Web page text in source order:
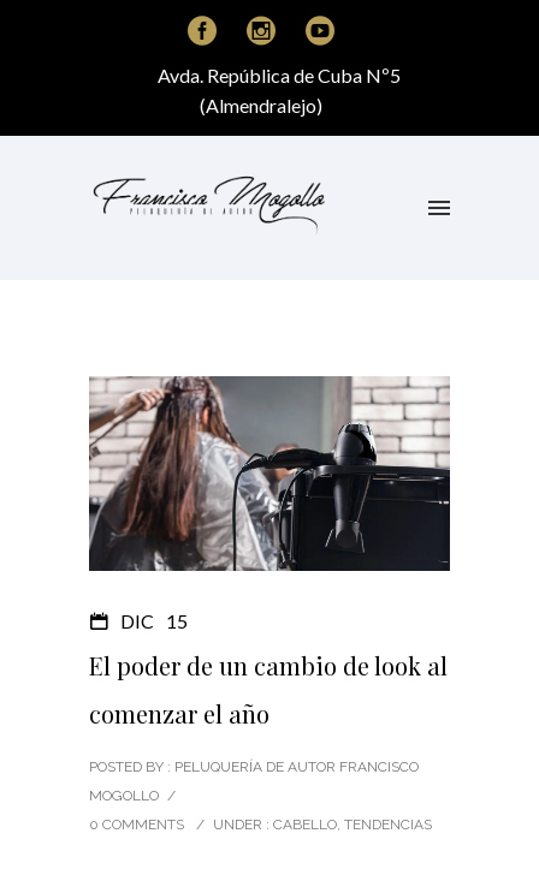
Avda. República de Cuba Nº5
(Almendralejo)
DIC 15
El poder de un cambio de look al
comenzar el año
POSTED BY : PELUQUERÍA DE AUTOR FRANCISCO
MOGOLLO /
0 COMMENTS
/ UNDER : CABELLO, TENDENCIAS